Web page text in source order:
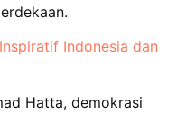
Indonesia dan
Hatta, demokrasi